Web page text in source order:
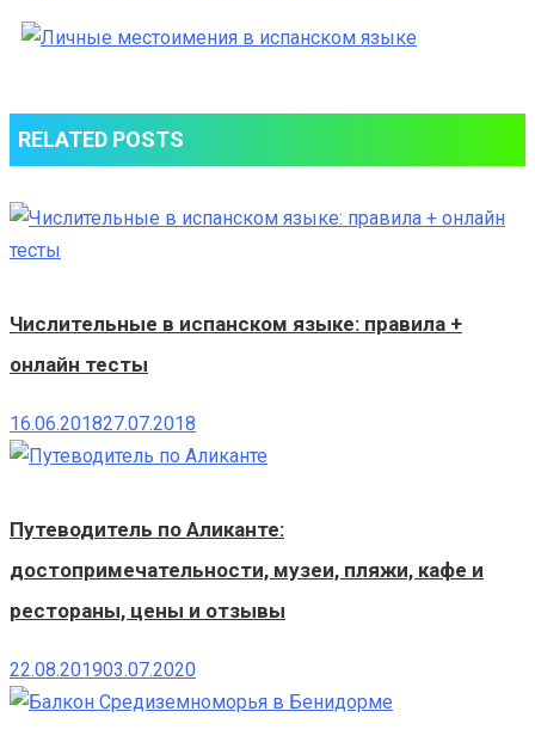
местоимения
испанском
RELATED POSTS
Числительные в испанском языке: правила +
онлайн тесты
16.06.201827.07.2018
Путеводитель по Аликанте:
достопримечательности, музеи, пляжи, кафе и
рестораны, цены и отзывы
22.08.201903.07.2020